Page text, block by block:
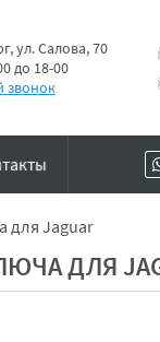
ул. Салова, 70
до 18-00
звонок
для Jaguar
ДЛЯ